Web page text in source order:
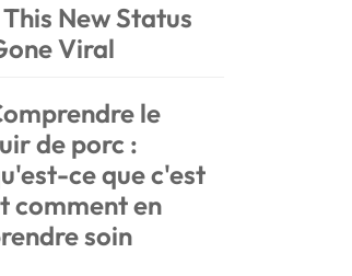
New Status
Viral
le
de porc :
ce que c'est
comment en
soin